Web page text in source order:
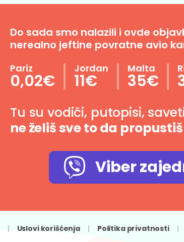
Do sada smo nalazili i ovde
nerealno jeftine povratne avio
Pariz
0,02€
Jordan
11€
Malta
35€
Tu su vodiči, putopisi,
ne želiš sve to da
Viber
Uslovi korišćenja Politika privatnosti